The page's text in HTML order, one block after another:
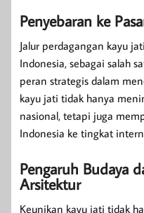
Penyebaran ke
Jalur perdagangan kayu
Indonesia, sebagai salah
peran strategis dalam
kayu jati tidak hanya
nasional, tetapi juga
Indonesia ke tingkat
Pengaruh Budaya
Arsitektur
Keunikan kayu jati tidak